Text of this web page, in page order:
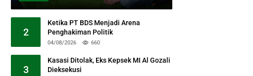
2
Ketika PT BDS Menjadi Arena
Penghakiman Politik
04/08/2026 660
3
Kasasi Ditolak, Eks Kepsek MI Al Gozali
Dieksekusi